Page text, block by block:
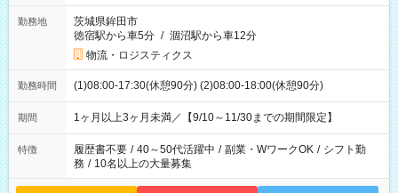
勤務地
茨城県鉾田市
徳宿駅から車5分 / 涸沼駅から車12分
物流・ロジスティクス
勤務時間 (1)08:00-17:30(休憩90分) (2)08:00-18:00(休憩90分)
期間 1ヶ月以上3ヶ月未満／【9/10～11/30までの期間限定】
特徴 履歴書不要 / 40～50代活躍中 / 副業・WワークOK / シフト勤
務 / 10名以上の大量募集